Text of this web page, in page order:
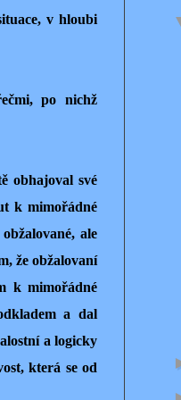
v hloubi
po nichž
obhajoval své
k mimořádné
ale
že obžalovaní
k mimořádné
a dal
a logicky
která se od